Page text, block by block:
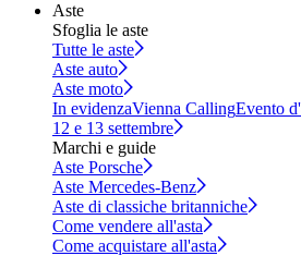
Aste
Sfoglia le aste
Tutte le aste
Aste auto
Aste moto
In evidenzaVienna CallingEvento
12 e 13 settembre
Marchi e guide
Aste Porsche
Aste Mercedes-Benz
Aste di classiche britanniche
Come vendere all'asta
Come acquistare all'asta